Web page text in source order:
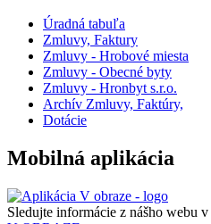
Úradná tabuľa
Zmluvy, Faktury
Zmluvy - Hrobové miesta
Zmluvy - Obecné byty
Zmluvy - Hronbyt s.r.o.
Archív Zmluvy, Faktúry,
Dotácie
Mobilná aplikácia
Sledujte informácie z nášho webu v